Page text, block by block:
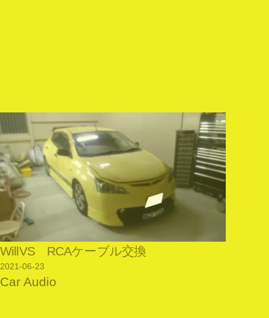
WillVS RCAケーブル交換
2021-06-23
Car Audio